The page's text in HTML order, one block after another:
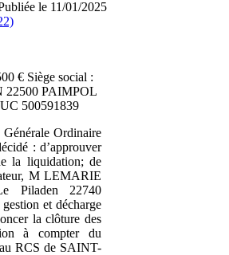
le 11/01/2025
€ Siège social :
PAIMPOL
500591839
Ordinaire
: d’approuver
la liquidation; de
M LEMARIE
Piladen 22740
et décharge
la clôture des
à compter du
RCS de SAINT-